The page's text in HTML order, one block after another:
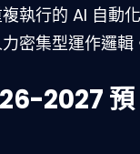
執行的 AI 自動
密集型運作邏輯
2027 預